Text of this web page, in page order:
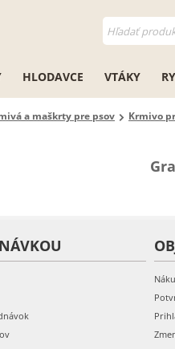
HLODAVCE VTÁKY
a maškrty pre psov Krmivo